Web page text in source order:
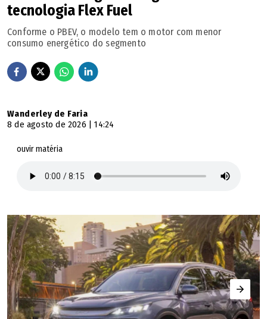
tecnologia Flex Fuel
Conforme o PBEV, o modelo tem o motor com menor
consumo energético do segmento
Wanderley de Faria
8 de agosto de 2026 | 14:24
ouvir matéria